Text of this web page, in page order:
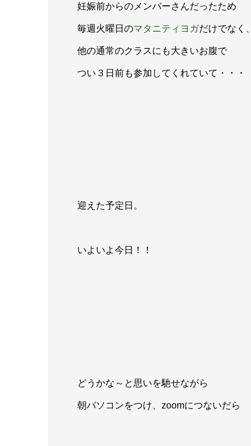
妊娠前からのメンバーさんだったため
毎週火曜日のマタニティヨガだけでなく、
他の通常のクラスにも大きいお腹で
つい３日前も参加してくれていて・・・
迎えた予定日。
いよいよ今日！！
どうかな～と思いを馳せながら
朝パソコンをつけ、zoomにつないだら